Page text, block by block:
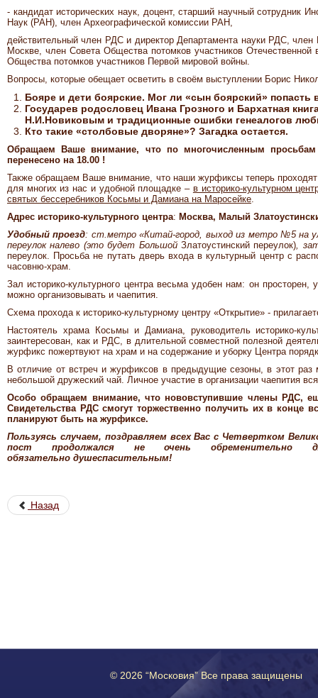
- кандидат исторических наук, доцент, старший научный сотрудник
Наук (РАН), член Археографической комиссии РАН,
действительный член РДС и директор Департамента науки РДС, член
Москве, член Совета Общества потомков участников
Общества потомков участников Первой мировой войны.
Вопросы, которые обещает осветить в своём выступлении Борис
Бояре и дети боярские. Мог ли «сын боярский» попасть
Государев родословец Ивана Грозного и Бархатная
Н.И.Новиковым и традиционные ошибки генеалогов
Кто такие «столбовые дворяне»? Загадка остается.
Обращаем Ваше внимание, что по многочисленным
перенесено на 18.00 !
Также обращаем Ваше внимание, что наши журфиксы теперь
для многих из нас и удобной площадке – в историко-культурном
святых бессеребников Косьмы и Дамиана на Маросейке.
Адрес историко-культурного центра: Москва, Малый
Удобный проезд: ст.метро «Китай-город, выход из метро №5 на
переулок налево (это будет Большой Златоустинский переулок),
переулок. Просьба не путать дверь входа в культурный центр с
часовню-храм.
Зал историко-культурного центра весьма удобен нам: он
можно организовывать и чаепития.
Схема прохода к историко-культурному центру «Открытие» -
Настоятель храма Косьмы и Дамиана, руководитель историко-
заинтересован, как и РДС, в длительной совместной полезной
журфикс пожертвуют на храм и на содержание и уборку Центра
В отличие от встреч и журфиксов в предыдущие сезоны, в этот
небольшой дружеский чай. Личное участие в организации чаепития
Особо обращаем внимание, что нововступившие члены РДС,
Свидетельства РДС смогут торжественно получить их в конце
планируют быть на журфиксе.
Пользуясь случаем, поздравляем всех Вас с Четвертком
пост продолжался не очень
обязательно душеспасительным!
Назад
© 2026 “Московия” Все права защищены